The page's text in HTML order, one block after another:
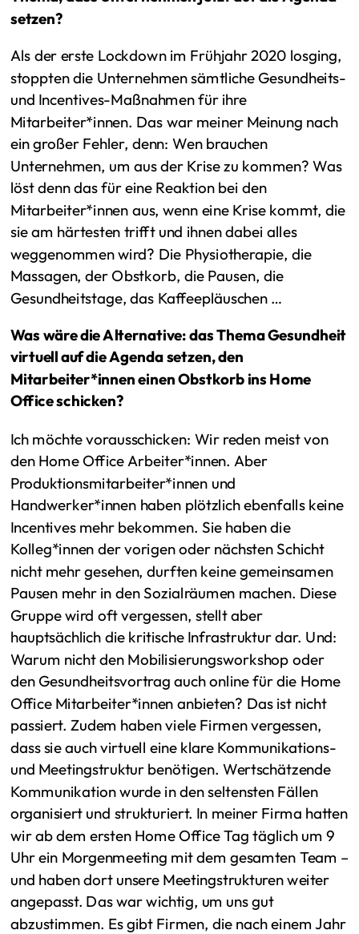
setzen?
Als der erste Lockdown im Frühjahr 2020 losging,
stoppten die Unternehmen sämtliche Gesundheits-
und Incentives-Maßnahmen für ihre
Mitarbeiter*innen. Das war meiner Meinung nach
ein großer Fehler, denn: Wen brauchen
Unternehmen, um aus der Krise zu kommen? Was
löst denn das für eine Reaktion bei den
Mitarbeiter*innen aus, wenn eine Krise kommt, die
sie am härtesten trifft und ihnen dabei alles
weggenommen wird? Die Physiotherapie, die
Massagen, der Obstkorb, die Pausen, die
Gesundheitstage, das Kaffeepläuschen …
Was wäre die Alternative: das Thema Gesundheit
virtuell auf die Agenda setzen, den
Mitarbeiter*innen einen Obstkorb ins Home
Office schicken?
Ich möchte vorausschicken: Wir reden meist von
den Home Office Arbeiter*innen. Aber
Produktionsmitarbeiter*innen und
Handwerker*innen haben plötzlich ebenfalls keine
Incentives mehr bekommen. Sie haben die
Kolleg*innen der vorigen oder nächsten Schicht
nicht mehr gesehen, durften keine gemeinsamen
Pausen mehr in den Sozialräumen machen. Diese
Gruppe wird oft vergessen, stellt aber
hauptsächlich die kritische Infrastruktur dar. Und:
Warum nicht den Mobilisierungsworkshop oder
den Gesundheitsvortrag auch online für die Home
Office Mitarbeiter*innen anbieten? Das ist nicht
passiert. Zudem haben viele Firmen vergessen,
dass sie auch virtuell eine klare Kommunikations-
und Meetingstruktur benötigen. Wertschätzende
Kommunikation wurde in den seltensten Fällen
organisiert und strukturiert. In meiner Firma hatten
wir ab dem ersten Home Office Tag täglich um 9
Uhr ein Morgenmeeting mit dem gesamten Team –
und haben dort unsere Meetingstrukturen weiter
angepasst. Das war wichtig, um uns gut
abzustimmen. Es gibt Firmen, die nach einem Jahr